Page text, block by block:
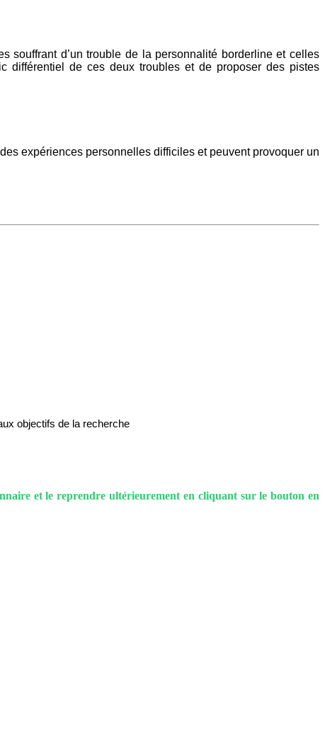
souffrant d’un trouble de la personnalité borderline et celles
différentiel de ces deux troubles et de proposer des pistes
expériences personnelles difficiles et peuvent provoquer un
objectifs de la recherche
et le reprendre ultérieurement en cliquant sur le bouton en